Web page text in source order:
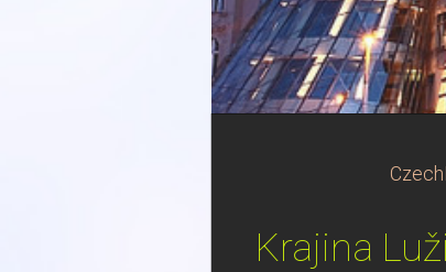
Krajina